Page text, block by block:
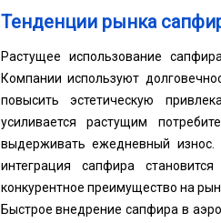
Тенденции рынка
Растущее использование
Компании используют
повысить эстетическую
усиливается растущим
выдерживать ежедневный износ.
интеграция сапфира
конкурентное преимущество на
Быстрое внедрение сапфира в